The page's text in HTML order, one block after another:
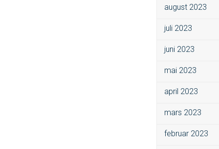
august 2023
juli 2023
juni 2023
mai 2023
april 2023
mars 2023
februar 2023